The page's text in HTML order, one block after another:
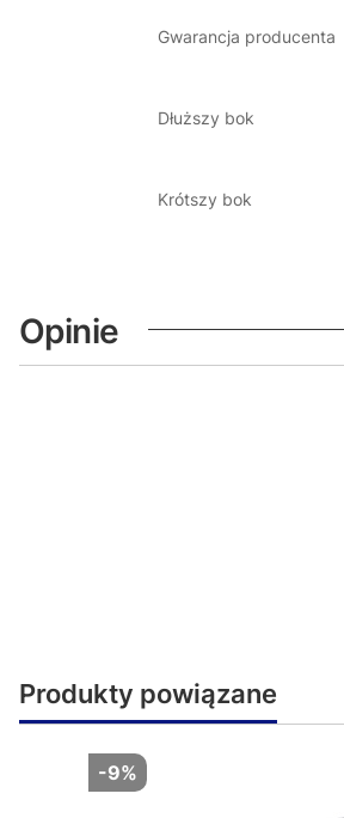
Gwarancja producenta
Dłuższy bok
Krótszy bok
Opinie
Produkty powiązane
-9%